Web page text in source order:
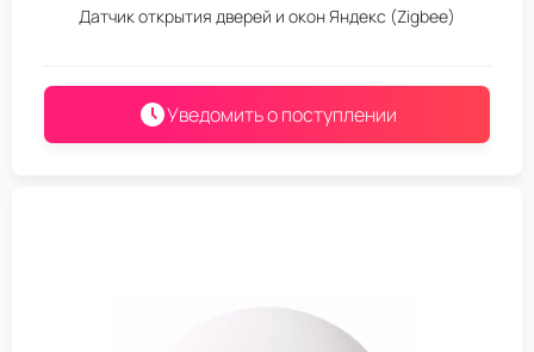
Датчик открытия дверей и окон Яндекс (Zigbee)
Уведомить о поступлении